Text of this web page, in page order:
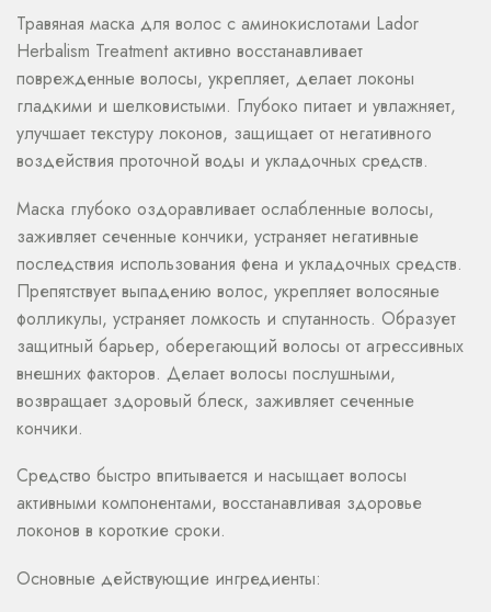
Травяная маска для волос с аминокислотами Lador
Herbalism Treatment активно восстанавливает
поврежденные волосы, укрепляет, делает локоны
гладкими и шелковистыми. Глубоко питает и увлажняет,
улучшает текстуру локонов, защищает от негативного
воздействия проточной воды и укладочных средств.
Маска глубоко оздоравливает ослабленные волосы,
заживляет сеченные кончики, устраняет негативные
последствия использования фена и укладочных средств.
Препятствует выпадению волос, укрепляет волосяные
фолликулы, устраняет ломкость и спутанность. Образует
защитный барьер, оберегающий волосы от агрессивных
внешних факторов. Делает волосы послушными,
возвращает здоровый блеск, заживляет сеченные
кончики.
Средство быстро впитывается и насыщает волосы
активными компонентами, восстанавливая здоровье
локонов в короткие сроки.
Основные действующие ингредиенты: